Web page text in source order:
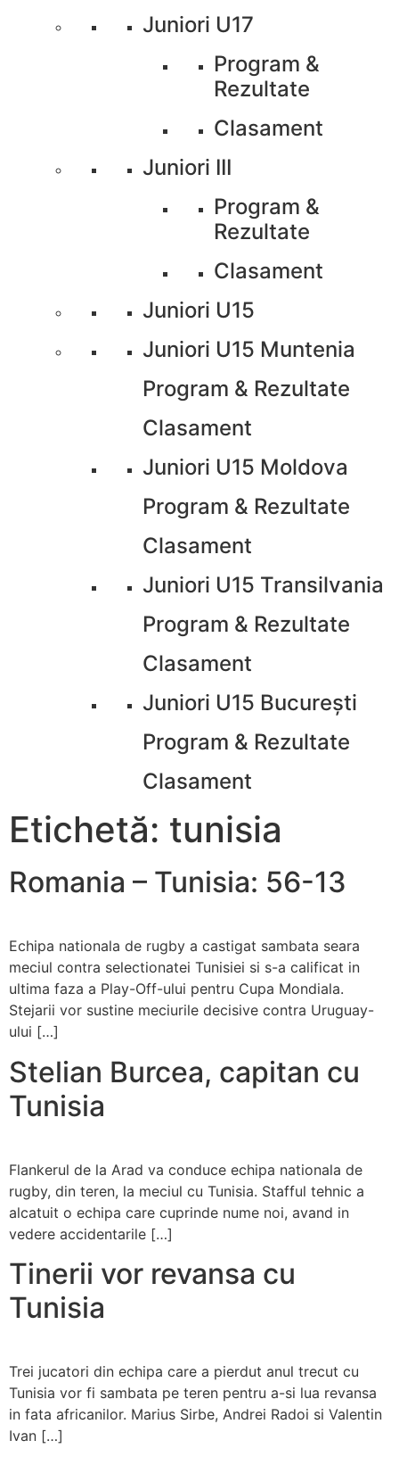
Juniori U17
Program &
Rezultate
Clasament
Juniori III
Program &
Rezultate
Clasament
Juniori U15
Juniori U15 Muntenia
Program & Rezultate
Clasament
Juniori U15 Moldova
Program & Rezultate
Clasament
Juniori U15 Transilvania
Program & Rezultate
Clasament
Juniori U15 București
Program & Rezultate
Clasament
Etichetă: tunisia
Romania – Tunisia: 56-13
Echipa nationala de rugby a castigat sambata seara
meciul contra selectionatei Tunisiei si s-a calificat in
ultima faza a Play-Off-ului pentru Cupa Mondiala.
Stejarii vor sustine meciurile decisive contra Uruguay-
ului […]
Stelian Burcea, capitan cu
Tunisia
Flankerul de la Arad va conduce echipa nationala de
rugby, din teren, la meciul cu Tunisia. Stafful tehnic a
alcatuit o echipa care cuprinde nume noi, avand in
vedere accidentarile […]
Tinerii vor revansa cu
Tunisia
Trei jucatori din echipa care a pierdut anul trecut cu
Tunisia vor fi sambata pe teren pentru a-si lua revansa
in fata africanilor. Marius Sirbe, Andrei Radoi si Valentin
Ivan […]